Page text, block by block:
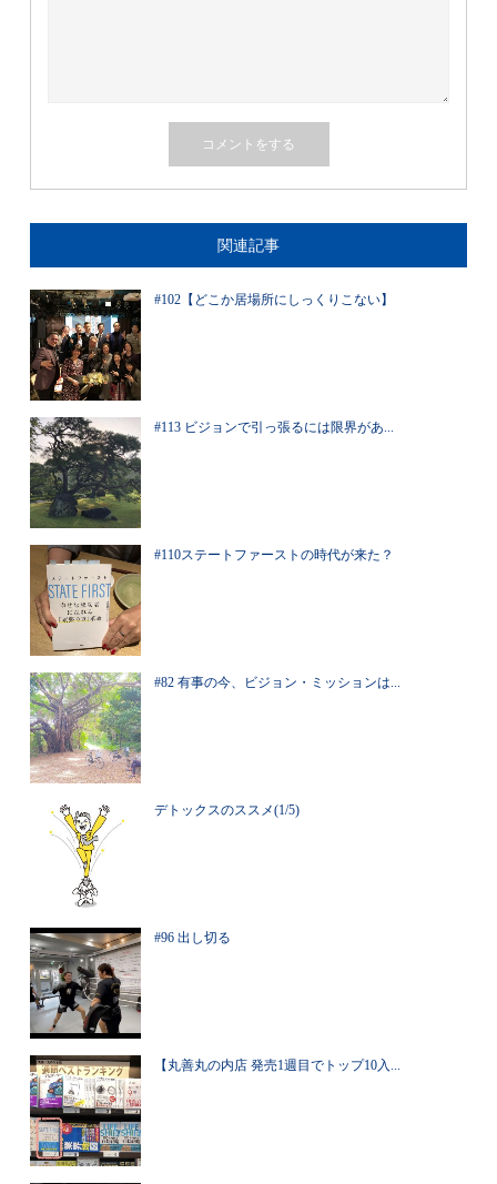
関連記事
#102【どこか居場所にしっくりこない】
#113 ビジョンで引っ張るには限界があ...
#110ステートファーストの時代が来た？
#82 有事の今、ビジョン・ミッションは...
デトックスのススメ(1/5)
#96 出し切る
【丸善丸の内店 発売1週目でトップ10入...